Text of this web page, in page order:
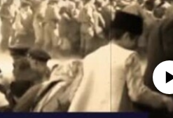
No media source